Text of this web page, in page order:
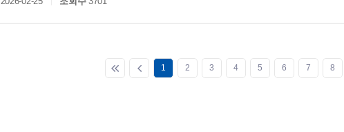
1 2 3 4 5 6 7 8